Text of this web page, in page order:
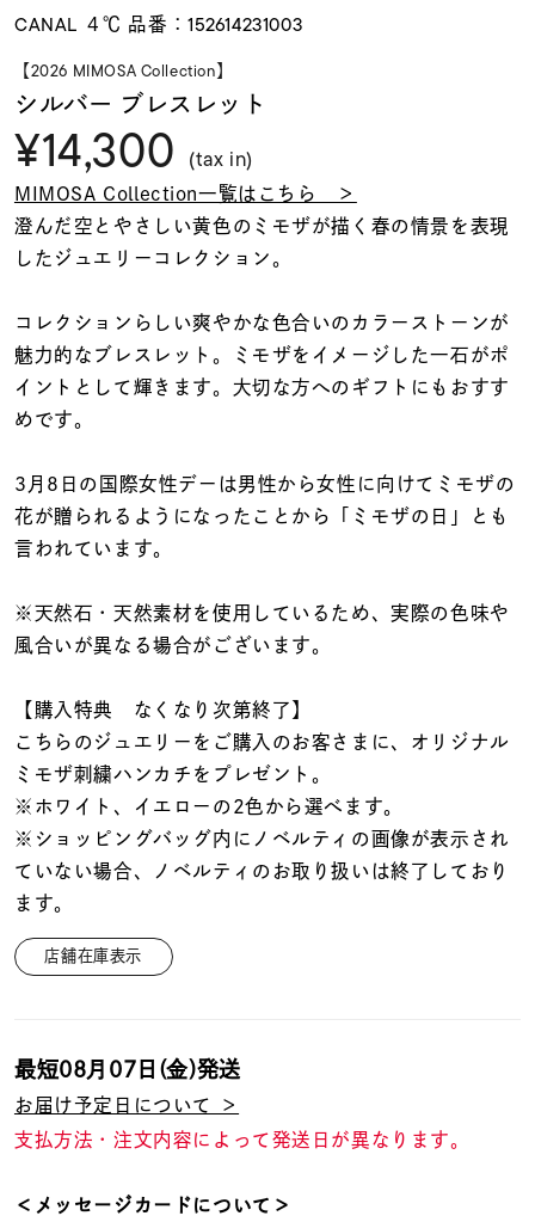
ト
着用シーン
レディース
リングサイズ
メンズ
リングサイズ
～
価格 ¥0
在庫 在庫ありのみ
CANAL ４℃ 品番：152614231003
【2026 MIMOSA Collection】
シルバー ブレスレット
¥14,300 (tax in)
MIMOSA Collection一覧はこちら ＞
澄んだ空とやさしい黄色のミモザが描く春の情景を表現
したジュエリーコレクション。
コレクションらしい爽やかな色合いのカラーストーンが
魅力的なブレスレット。ミモザをイメージした一石がポ
イントとして輝きます。大切な方へのギフトにもおすす
めです。
3月8日の国際女性デーは男性から女性に向けてミモザの
花が贈られるようになったことから「ミモザの日」とも
言われています。
※天然石・天然素材を使用しているため、実際の色味や
風合いが異なる場合がございます。
【購入特典 なくなり次第終了】
こちらのジュエリーをご購入のお客さまに、オリジナル
ミモザ刺繍ハンカチをプレゼント。
※ホワイト、イエローの2色から選べます。
※ショッピングバッグ内にノベルティの画像が表示され
ていない場合、ノベルティのお取り扱いは終了しており
ます。
店舗在庫表示
最短08月07日(金)発送
お届け予定日について ＞
支払方法・注文内容によって発送日が異なります。
＜メッセージカードについて＞